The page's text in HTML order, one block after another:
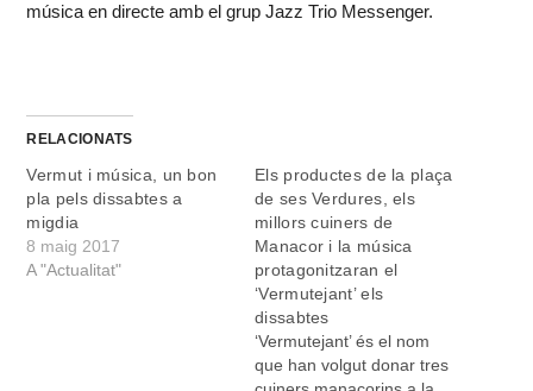
música en directe amb el grup Jazz Trio Messenger.
RELACIONATS
Vermut i música, un bon
pla pels dissabtes a
migdia
8 maig 2017
A "Actualitat"
Els productes de la plaça
de ses Verdures, els
millors cuiners de
Manacor i la música
protagonitzaran el
‘Vermutejant’ els
dissabtes
‘Vermutejant’ és el nom
que han volgut donar tres